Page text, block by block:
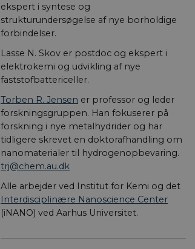
ekspert i syntese og
strukturundersøgelse af nye borholdige
forbindelser.
Lasse N. Skov er postdoc og ekspert i
elektrokemi og udvikling af nye
faststofbattericeller.
Torben R. Jensen er professor og leder
forskningsgruppen. Han fokuserer på
forskning i nye metalhydrider og har
tidligere skrevet en doktorafhandling om
nanomaterialer til hydrogenopbevaring.
trj@chem.au.dk
Alle arbejder ved Institut for Kemi og det
Interdisci­plinære Nanoscience Center
(iNANO) ved Aarhus Universitet.